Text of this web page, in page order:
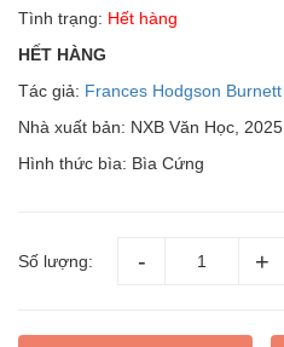
Tình trạng: Hết hàng
HẾT HÀNG
Tác giả: Frances Hodgson Burnett
Nhà xuất bản: NXB Văn Học, 2025
Hình thức bìa: Bìa Cứng
Số lượng: